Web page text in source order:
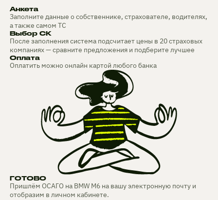
Анкета
Заполните данные о собственнике, страхователе, водителях,
а также самом ТС
Выбор СК
После заполнения система подсчитает цены в 20 страховых
компаниях — сравните предложения и подберите лучшее
Оплата
Оплатить можно онлайн картой любого банка
ГОТОВО
Пришлём ОСАГО на BMW M6 на вашу электронную почту и
отобразим в личном кабинете.